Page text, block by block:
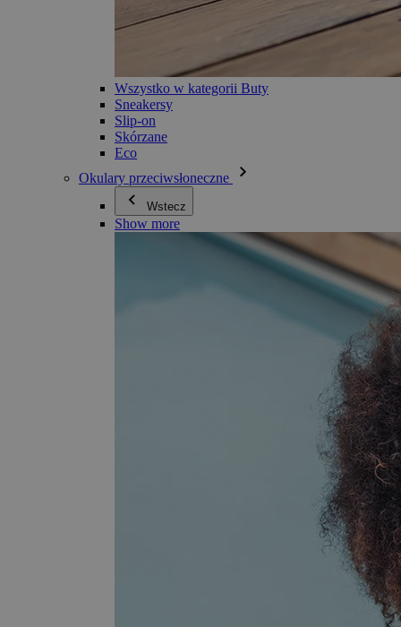
Wszystko w kategorii Buty
Sneakersy
Slip-on
Skórzane
Eco
Okulary przeciwsłoneczne
Wstecz
Show more